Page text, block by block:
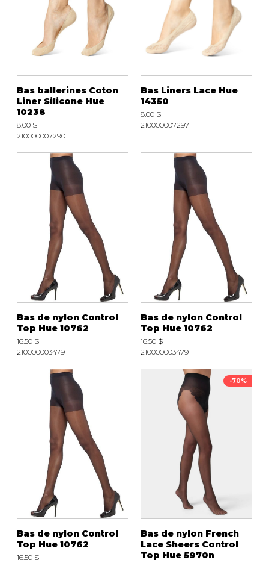
Bas ballerines Coton
Liner Silicone Hue
10238
8.00 $
210000007290
Bas Liners Lace Hue
14350
8.00 $
210000007297
Bas de nylon Control
Top Hue 10762
16.50 $
210000003479
Bas de nylon Control
Top Hue 10762
16.50 $
210000003479
Bas de nylon Control
Top Hue 10762
16.50 $
-70%
Bas de nylon French
Lace Sheers Control
Top Hue 5970n